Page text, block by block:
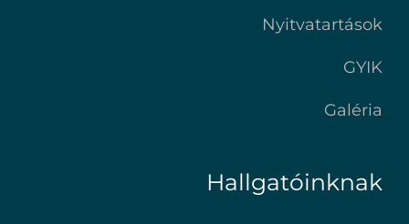
Nyitvatartások
GYIK
Galéria
Hallgatóinknak